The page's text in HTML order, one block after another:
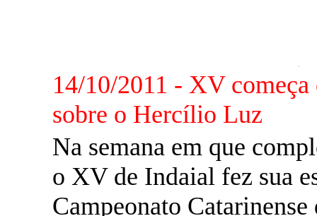
14/10/2011 - XV
sobre o Hercílio Luz
Na semana em que
o XV de Indaial fez sua
Campeonato